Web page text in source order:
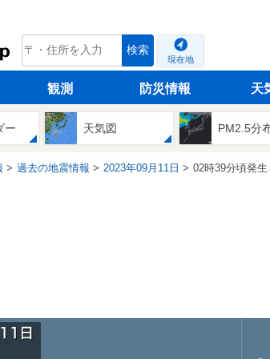
tenki.jp 検索
現在地
観測 防災情報 天
ー 天気図 PM2.5分
過去の地震情報 2023年09月11日 02時39分頃発